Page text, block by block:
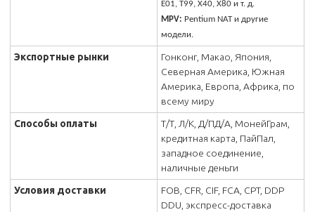
E01, T99, X40, X80 и т. д.
MPV: Pentium NAT и другие
модели.
Экспортные рынки
Гонконг, Макао, Япония,
Северная Америка, Южная
Америка, Европа, Африка, по
всему миру
Способы оплаты
Т/Т, Л/К, Д/ПД/А, МонейГрам,
кредитная карта, ПайПал,
западное соединение,
наличные деньги
Условия доставки
FOB, CFR, CIF, FCA, CPT, DDP
DDU, экспресс-доставка